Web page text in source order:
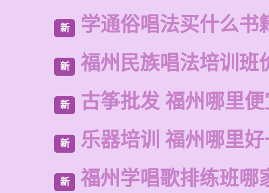
新 学通俗唱法买什么书
新 福州民族唱法培训班
新 古筝批发 福州哪里
新 乐器培训 福州哪里
新 福州学唱歌排练班哪